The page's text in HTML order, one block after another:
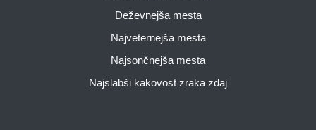
Deževnejša mesta
Najveternejša mesta
Najsončnejša mesta
Najslabši kakovost zraka zdaj